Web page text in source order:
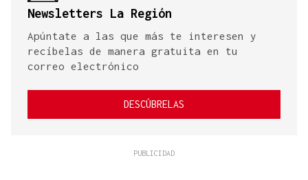
Newsletters La Región
Apúntate a las que más te interesen y
recíbelas de manera gratuita en tu
correo electrónico
DESCÚBRELAS